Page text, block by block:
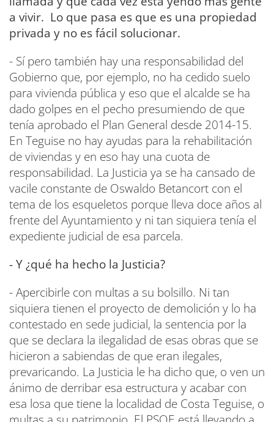
a vivir. Lo que pasa es que es una propiedad
privada y no es fácil solucionar.
- Sí pero también hay una responsabilidad del
Gobierno que, por ejemplo, no ha cedido suelo
para vivienda pública y eso que el alcalde se ha
dado golpes en el pecho presumiendo de que
tenía aprobado el Plan General desde 2014-15.
En Teguise no hay ayudas para la rehabilitación
de viviendas y en eso hay una cuota de
responsabilidad. La Justicia ya se ha cansado de
vacile constante de Oswaldo Betancort con el
tema de los esqueletos porque lleva doce años al
frente del Ayuntamiento y ni tan siquiera tenía el
expediente judicial de esa parcela.
- Y ¿qué ha hecho la Justicia?
- Apercibirle con multas a su bolsillo. Ni tan
siquiera tienen el proyecto de demolición y lo ha
contestado en sede judicial, la sentencia por la
que se declara la ilegalidad de esas obras que se
hicieron a sabiendas de que eran ilegales,
prevaricando. La Justicia le ha dicho que, o ven un
ánimo de derribar esa estructura y acabar con
esa losa que tiene la localidad de Costa Teguise, o